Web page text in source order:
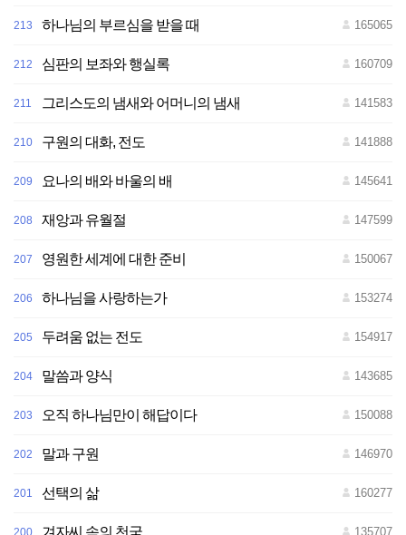
213 하나님의 부르심을 받을 때 165065
212 심판의 보좌와 행실록 160709
211 그리스도의 냄새와 어머니의 냄새 141583
210 구원의 대화, 전도 141888
209 요나의 배와 바울의 배 145641
208 재앙과 유월절 147599
207 영원한 세계에 대한 준비 150067
206 하나님을 사랑하는가 153274
205 두려움 없는 전도 154917
204 말씀과 양식 143685
203 오직 하나님만이 해답이다 150088
202 말과 구원 146970
201 선택의 삶 160277
200 겨자씨 속의 천국 135707